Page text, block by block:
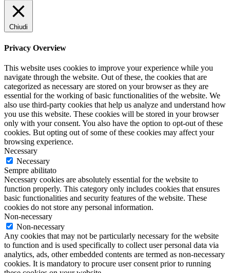
Chiudi
Privacy Overview
This website uses cookies to improve your experience while you
navigate through the website. Out of these, the cookies that are
categorized as necessary are stored on your browser as they are
essential for the working of basic functionalities of the website. We
also use third-party cookies that help us analyze and understand how
you use this website. These cookies will be stored in your browser
only with your consent. You also have the option to opt-out of these
cookies. But opting out of some of these cookies may affect your
browsing experience.
Necessary
Necessary
Sempre abilitato
Necessary cookies are absolutely essential for the website to
function properly. This category only includes cookies that ensures
basic functionalities and security features of the website. These
cookies do not store any personal information.
Non-necessary
Non-necessary
Any cookies that may not be particularly necessary for the website
to function and is used specifically to collect user personal data via
analytics, ads, other embedded contents are termed as non-necessary
cookies. It is mandatory to procure user consent prior to running